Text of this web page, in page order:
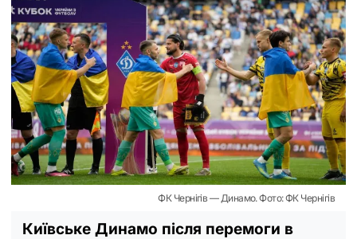
ФК Чернігів — Динамо. Фото: ФК Чернігів
Київське Динамо після перемоги в